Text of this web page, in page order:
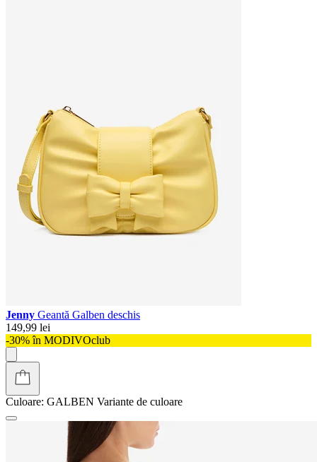
Jenny Geantă Galben deschis
149,99 lei
-30% în MODIVOclub
Culoare: GALBEN Variante de culoare